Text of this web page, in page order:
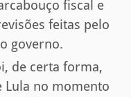
fiscal e
feitas pelo
governo.
de certa forma,
Lula no momento